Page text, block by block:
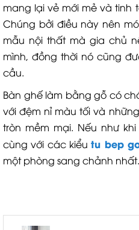
mang lại vẻ mới mẻ và tinh
Chúng bởi điều này nên
mẫu nội thất mà gia chủ
mình, đồng thời nó cũng
cầu.
Bàn ghế làm bằng gỗ có
với đệm nỉ màu tối và
tròn mềm mại. Nếu như
cùng với các kiểutu bep
một phòng sang chảnh nhất.